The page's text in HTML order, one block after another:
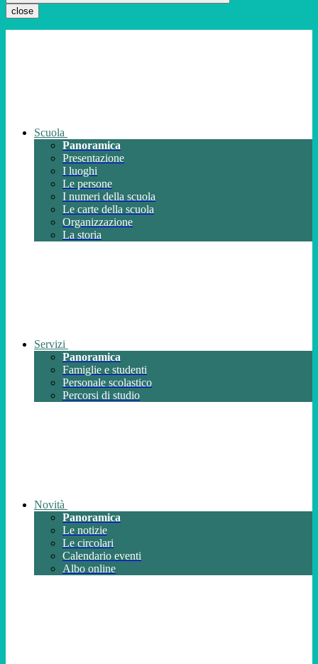
close
Scuola
Panoramica
Presentazione
I luoghi
Le persone
I numeri della scuola
Le carte della scuola
Organizzazione
La storia
Servizi
Panoramica
Famiglie e studenti
Personale scolastico
Percorsi di studio
Novità
Panoramica
Le notizie
Le circolari
Calendario eventi
Albo online